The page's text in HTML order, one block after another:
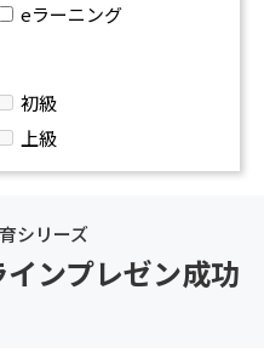
eラーニング
初級
上級
シリーズ
ンプレゼン成功